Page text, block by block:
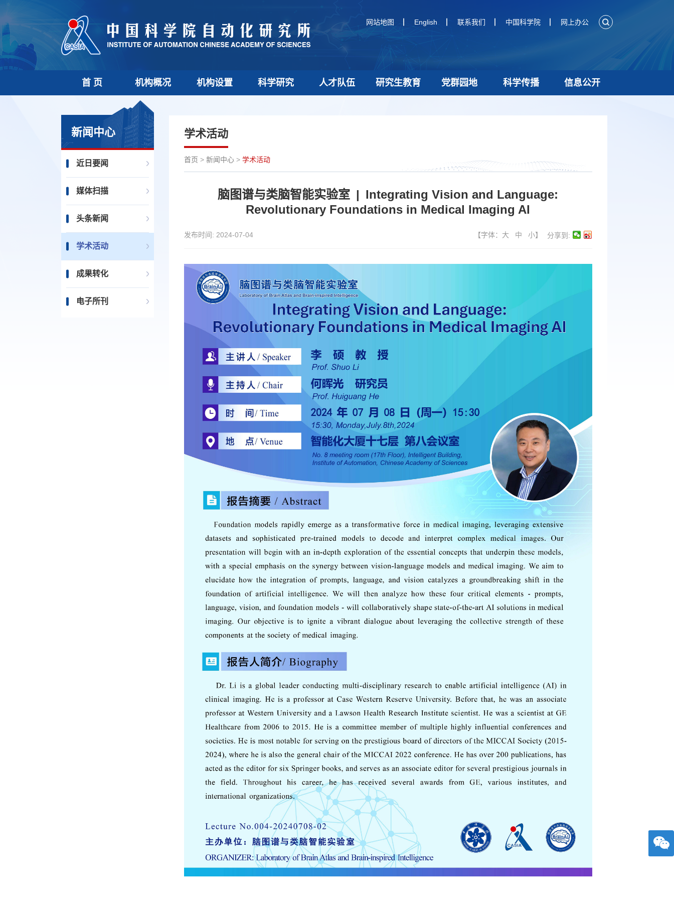
网站地图 English 联系我们 中国科学院 网上办公
首 页 机构概况 机构设置 科学研究 人才队伍 研究生教育 党群园地 科学传播 信息公开
新闻中心
近日要闻
媒体扫描
头条新闻
学术活动
成果转化
电子所刊
学术活动
首页 > 新闻中心> 学术活动
脑图谱与类脑智能实验室 | Integrating Vision and Language:
Revolutionary Foundations in Medical Imaging AI
发布时间: 2024-07-04 分享到:
【字体： 大 中 小】